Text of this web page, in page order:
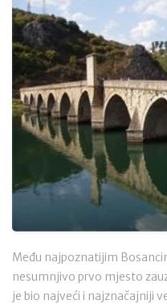
Među najpoznatijim
nesumnjivo prvo mjesto
je bio najveći i najznačajniji